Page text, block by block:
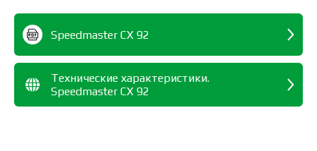
Speedmaster CX 92
Технические характеристики.
Speedmaster CX 92